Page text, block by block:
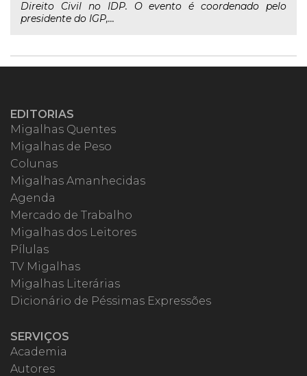
Direito Civil no IDP. O evento é coordenado pelo
presidente do IGP,...
EDITORIAS
Migalhas Quentes
Migalhas de Peso
Colunas
Migalhas Amanhecidas
Agenda
Mercado de Trabalho
Migalhas dos Leitores
Pílulas
TV Migalhas
Migalhas Literárias
Dicionário de Péssimas Expressões
SERVIÇOS
Academia
Autores